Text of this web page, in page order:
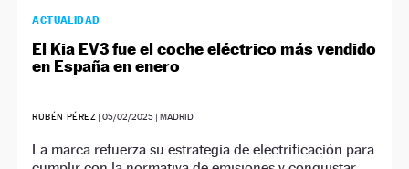
ACTUALIDAD
El Kia EV3 fue el coche eléctrico más vendido
en España en enero
RUBÉN PÉREZ |05/02/2025 | MADRID
La marca refuerza su estrategia de electrificación para